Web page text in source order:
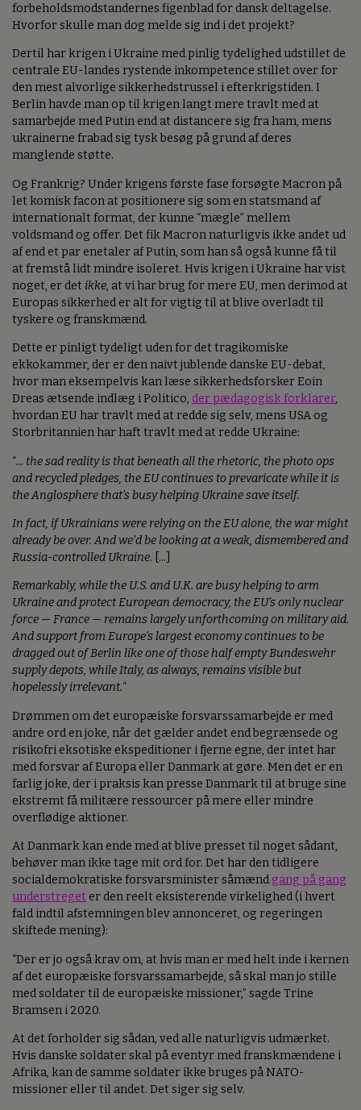
forbeholdsmodstandernes figenblad for dansk deltagelse.
Hvorfor skulle man dog melde sig ind i det projekt?
Dertil har krigen i Ukraine med pinlig tydelighed udstillet de
centrale EU-landes rystende inkompetence stillet over for
den mest alvorlige sikkerhedstrussel i efterkrigstiden. I
Berlin havde man op til krigen langt mere travlt med at
samarbejde med Putin end at distancere sig fra ham, mens
ukrainerne frabad sig tysk besøg på grund af deres
manglende støtte.
Og Frankrig? Under krigens første fase forsøgte Macron på
let komisk facon at positionere sig som en statsmand af
internationalt format, der kunne “mægle” mellem
voldsmand og offer. Det fik Macron naturligvis ikke andet ud
af end et par enetaler af Putin, som han så også kunne få til
at fremstå lidt mindre isoleret. Hvis krigen i Ukraine har vist
noget, er det ikke, at vi har brug for mere EU, men derimod at
Europas sikkerhed er alt for vigtig til at blive overladt til
tyskere og franskmænd.
Dette er pinligt tydeligt uden for det tragikomiske
ekkokammer, der er den naivt jublende danske EU-debat,
hvor man eksempelvis kan læse sikkerhedsforsker Eoin
Dreas ætsende indlæg i Politico, der pædagogisk forklarer,
hvordan EU har travlt med at redde sig selv, mens USA og
Storbritannien har haft travlt med at redde Ukraine:
“... the sad reality is that beneath all the rhetoric, the photo ops
and recycled pledges, the EU continues to prevaricate while it is
the Anglosphere that’s busy helping Ukraine save itself.
In fact, if Ukrainians were relying on the EU alone, the war might
already be over. And we’d be looking at a weak, dismembered and
Russia-controlled Ukraine. [...]
Remarkably, while the U.S. and U.K. are busy helping to arm
Ukraine and protect European democracy, the EU’s only nuclear
force — France — remains largely unforthcoming on military aid.
And support from Europe’s largest economy continues to be
dragged out of Berlin like one of those half empty Bundeswehr
supply depots, while Italy, as always, remains visible but
hopelessly irrelevant.“
Drømmen om det europæiske forsvarssamarbejde er med
andre ord en joke, når det gælder andet end begrænsede og
risikofri eksotiske ekspeditioner i fjerne egne, der intet har
med forsvar af Europa eller Danmark at gøre. Men det er en
farlig joke, der i praksis kan presse Danmark til at bruge sine
ekstremt få militære ressourcer på mere eller mindre
overflødige aktioner.
At Danmark kan ende med at blive presset til noget sådant,
behøver man ikke tage mit ord for. Det har den tidligere
socialdemokratiske forsvarsminister såmænd gang på gang
understreget er den reelt eksisterende virkelighed (i hvert
fald indtil afstemningen blev annonceret, og regeringen
skiftede mening):
“Der er jo også krav om, at hvis man er med helt inde i kernen
af det europæiske forsvarssamarbejde, så skal man jo stille
med soldater til de europæiske missioner,” sagde Trine
Bramsen i 2020.
At det forholder sig sådan, ved alle naturligvis udmærket.
Hvis danske soldater skal på eventyr med franskmændene i
Afrika, kan de samme soldater ikke bruges på NATO-
missioner eller til andet. Det siger sig selv.